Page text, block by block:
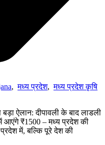
,मध्य प्रदेश,मध्य प्रदेश कृषि
ऐलान: दीपावली के बाद लाडली
आएंगे ₹1500 – मध्य प्रदेश की
प्रदेश में, बल्कि पूरे देश की